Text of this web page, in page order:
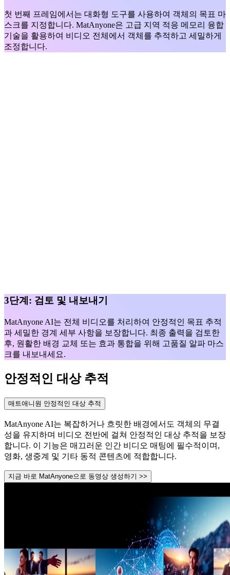
첫 번째 프레임에서는 대화형 도구를 사용하여 객체의 목표 마
스크를 지정합니다. MatAnyone은 고급 지역 적응 메모리 융합
기술을 활용하여 비디오 전체에서 객체를 추적하고 세밀하게
조정합니다.
3단계: 검토 및 내보내기
MatAnyone AI는 전체 비디오를 처리하여 안정적인 목표 추적
과 세밀한 경계 세부 사항을 보장합니다. 최종 출력을 검토한
후, 원활한 배경 교체 또는 효과 통합을 위해 고품질 알파 마스
크를 내보내세요.
안정적인 대상 추적
매트애니원 안정적인 대상 추적
MatAnyone AI는 복잡하거나 흐릿한 배경에서도 객체의 무결
성을 유지하며 비디오 전반에 걸쳐 안정적인 대상 추적을 보장
합니다. 이 기능은 매끄러운 인간 비디오 매팅에 필수적이며,
영화, 생중계 및 기타 동적 콘텐츠에 적합합니다.
지금 바로 MatAnyone으로 동영상 생성하기 >>